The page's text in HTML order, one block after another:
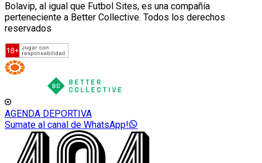
Bolavip, al igual que Futbol Sites, es una compañía
perteneciente a Better Collective. Todos los derechos
reservados
AGENDA DEPORTIVA
Sumate al canal de WhatsApp!